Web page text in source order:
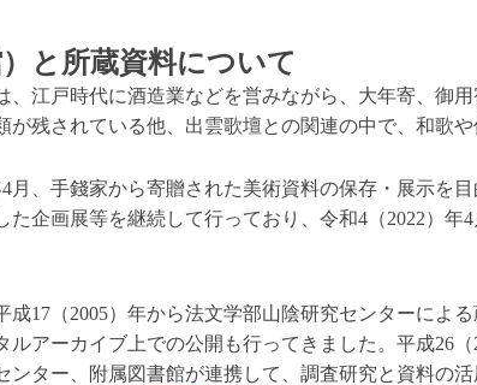
と所蔵資料について
、江戸時代に酒造業などを営みながら、大年寄、御
が残されている他、出雲歌壇との関連の中で、和歌
月、手錢家から寄贈された美術資料の保存・展示を目
た企画展等を継続して行っており、令和4（2022）年
成17（2005）年から法文学部山陰研究センターによ
ルアーカイブ上での公開も行ってきました。平成26
ンター、附属図書館が連携して、調査研究と資料の